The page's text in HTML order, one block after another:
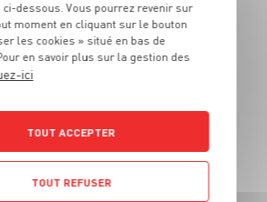
FRANCE
ci-dessous. Vous pourrez revenir sur
moment en cliquant sur le bouton
les cookies » situé en bas de
en savoir plus sur la gestion des
ici
TOUT ACCEPTER
TOUT REFUSER